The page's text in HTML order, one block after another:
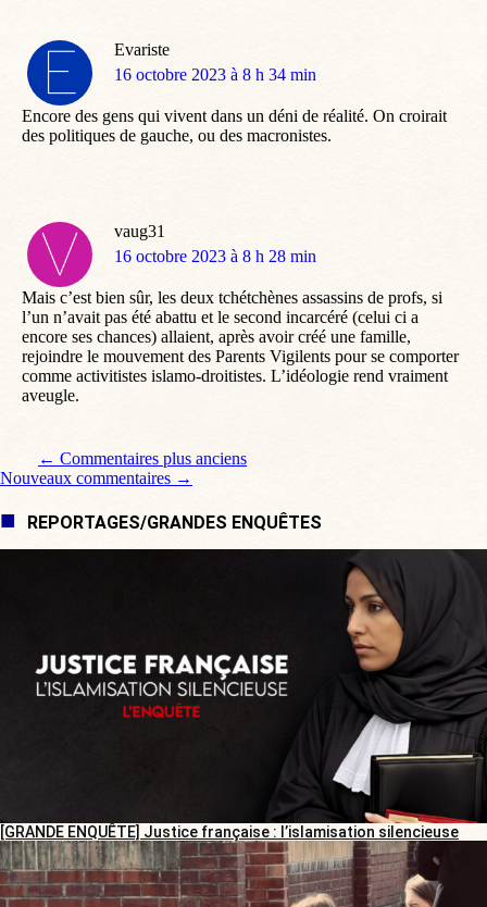
Evariste
dit
16 octobre 2023 à 8 h 34 min
Encore des gens qui vivent dans un déni de réalité. On croirait
des politiques de gauche, ou des macronistes.
vaug31
dit
16 octobre 2023 à 8 h 28 min
Mais c’est bien sûr, les deux tchétchènes assassins de profs, si
l’un n’avait pas été abattu et le second incarcéré (celui ci a
encore ses chances) allaient, après avoir créé une famille,
rejoindre le mouvement des Parents Vigilents pour se comporter
comme activitistes islamo-droitistes. L’idéologie rend vraiment
aveugle.
Navigation de commentaire
← Commentaires plus anciens
Nouveaux commentaires →
REPORTAGES/GRANDES ENQUÊTES
[GRANDE ENQUÊTE] Justice française : l’islamisation silencieuse